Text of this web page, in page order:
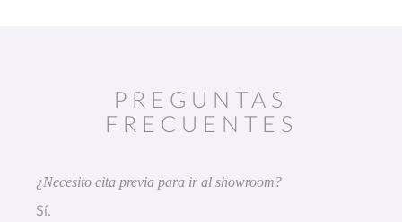
PREGUNTAS
FRECUENTES
¿Necesito cita previa para ir al showroom?
Sí.